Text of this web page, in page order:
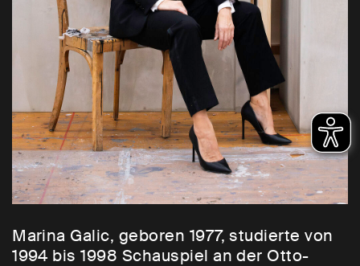
Marina Galic, geboren 1977, studierte von
1994 bis 1998 Schauspiel an der Otto-